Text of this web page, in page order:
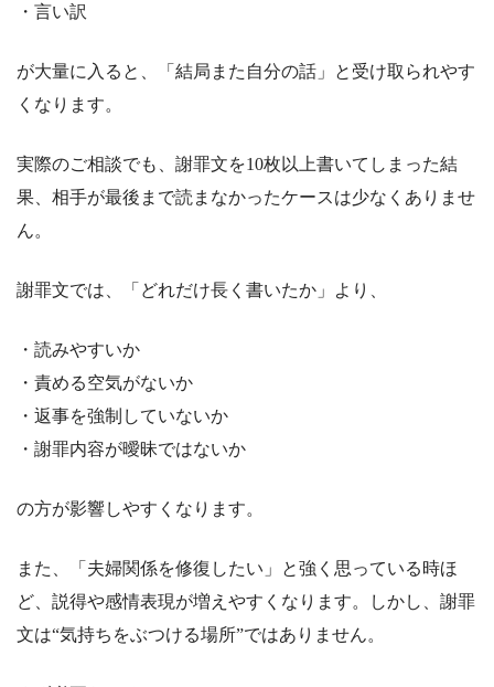
・言い訳
が大量に入ると、「結局また自分の話」と受け取られやす
くなります。
実際のご相談でも、謝罪文を10枚以上書いてしまった結
果、相手が最後まで読まなかったケースは少なくありませ
ん。
謝罪文では、「どれだけ長く書いたか」より、
・読みやすいか
・責める空気がないか
・返事を強制していないか
・謝罪内容が曖昧ではないか
の方が影響しやすくなります。
また、「夫婦関係を修復したい」と強く思っている時ほ
ど、説得や感情表現が増えやすくなります。しかし、謝罪
文は“気持ちをぶつける場所”ではありません。